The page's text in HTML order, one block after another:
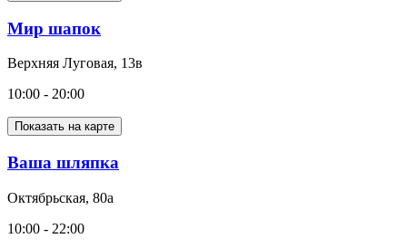
Мир шапок
Верхняя Луговая, 13в
10:00 - 20:00
Показать на карте
Ваша шляпка
Октябрьская, 80а
10:00 - 22:00